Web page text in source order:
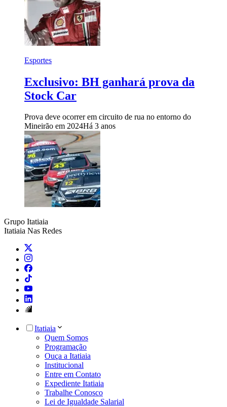
Esportes
Exclusivo: BH ganhará prova da
Stock Car
Prova deve ocorrer em circuito de rua no entorno do
Mineirão em 2024Há 3 anos
Grupo Itatiaia
Itatiaia Nas Redes
Itatiaia
Quem Somos
Programação
Ouça a Itatiaia
Institucional
Entre em Contato
Expediente Itatiaia
Trabalhe Conosco
Lei de Igualdade Salarial